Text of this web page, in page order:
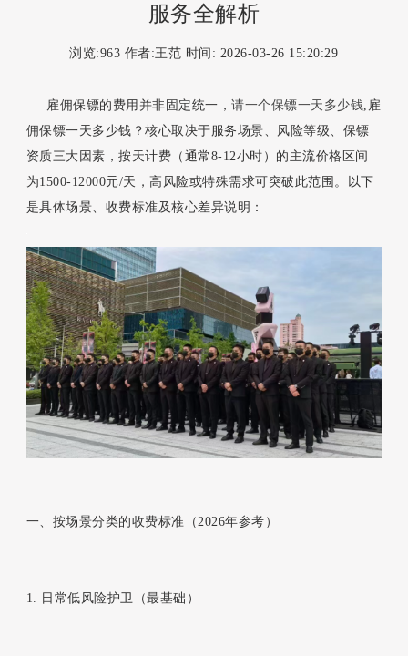
服务全解析
浏览:963 作者:王范 时间: 2026-03-26 15:20:29
雇佣保镖的费用并非固定统一，请一个保镖一天多少钱 ,雇
佣保镖一天多少钱？核心取决于服务场景、风险等级、保镖
资质三大因素，按天计费（通常8-12小时）的主流价格区间
为1500-12000元/天，高风险或特殊需求可突破此范围。以下
是具体场景、收费标准及核心差异说明：
一、按场景分类的收费标准（2026年参考）
1. 日常低风险护卫（最基础）